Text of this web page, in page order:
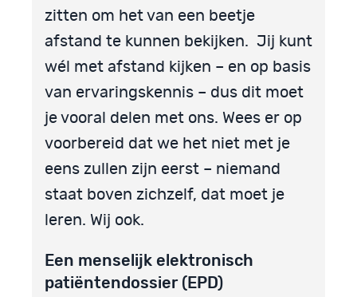
zitten om het van een beetje
afstand te kunnen bekijken. Jij kunt
wél met afstand kijken – en op basis
van ervaringskennis – dus dit moet
je vooral delen met ons. Wees er op
voorbereid dat we het niet met je
eens zullen zijn eerst – niemand
staat boven zichzelf, dat moet je
leren. Wij ook.
Een menselijk elektronisch
patiëntendossier (EPD)